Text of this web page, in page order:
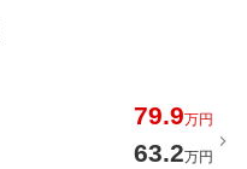
79.9万円
63.2万円